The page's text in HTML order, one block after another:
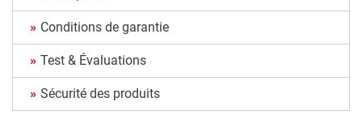
Conditions de garantie
Test & Évaluations
Sécurité des produits